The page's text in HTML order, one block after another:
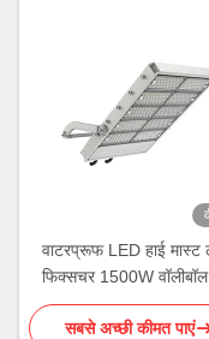
वाटरप्रूफ LED हाई मास्ट
फिक्सचर 1500W वॉलीबॉल
लाइटिंग
सबसे अच्छी कीमत पाएं